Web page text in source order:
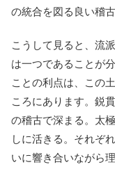
の統合を図る良い稽
こうして見ると、流
は一つであることが
ことの利点は、この
ころにあります。鋭
の稽古で深まる。太
しに活きる。それぞ
いに響き合いながら